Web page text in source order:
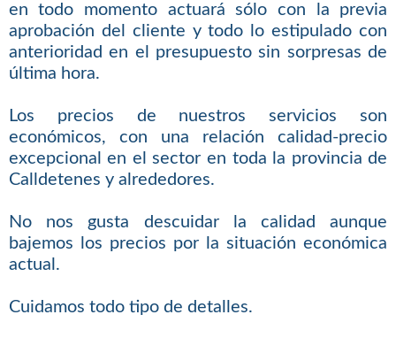
en todo momento actuará sólo con la previa
aprobación del cliente y todo lo estipulado con
anterioridad en el presupuesto sin sorpresas de
última hora.
Los precios de nuestros servicios son
económicos, con una relación calidad-precio
excepcional en el sector en toda la provincia de
Calldetenes y alrededores.
No nos gusta descuidar la calidad aunque
bajemos los precios por la situación económica
actual.
Cuidamos todo tipo de detalles.